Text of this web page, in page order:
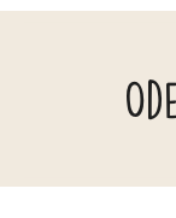
d
o
c
n